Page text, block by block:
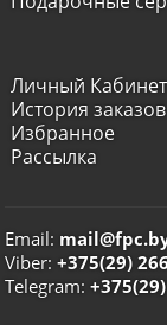
Личный Кабинет
История заказов
Избранное
Рассылка
Email:
Viber:+375(29)
Telegram: